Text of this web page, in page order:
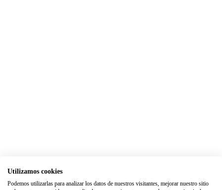
Utilizamos cookies
Podemos utilizarlas para analizar los datos de nuestros visitantes, mejorar nuestro sitio